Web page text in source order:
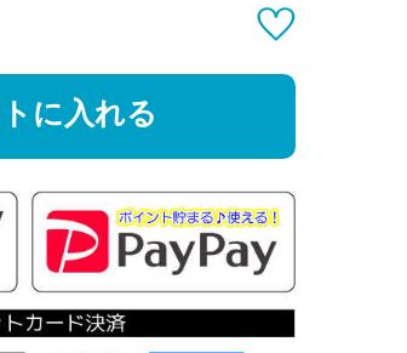
に入れる